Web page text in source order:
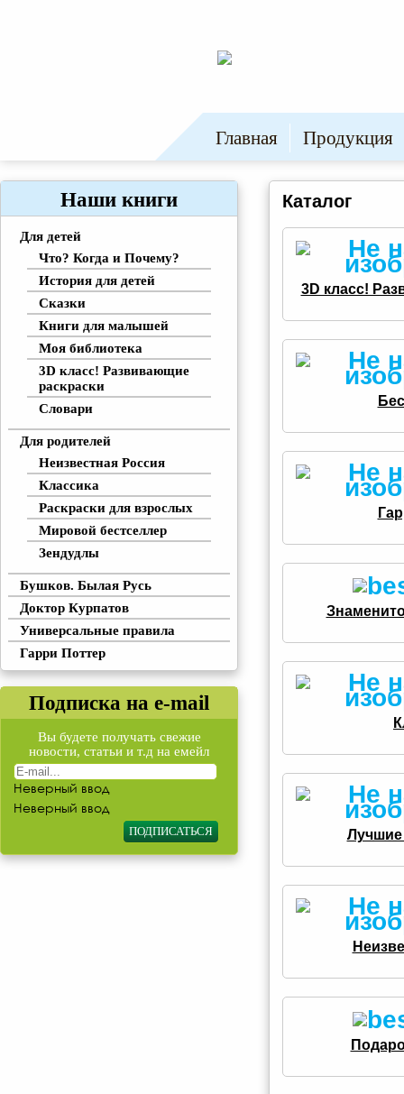
Главная Продукция
Наши книги
Для детей
Что? Когда и Почему?
История для детей
Сказки
Книги для малышей
Моя библиотека
3D класс! Развивающие
раскраски
Словари
Для родителей
Неизвестная Россия
Классика
Раскраски для взрослых
Мировой бестселлер
Зендудлы
Бушков. Былая Русь
Доктор Курпатов
Универсальные правила
Гарри Поттер
Подписка на e-mail
Вы будете получать свежие
новости, статьи и т.д на емейл
Неверный ввод
Неверный ввод
Каталог
3D класс!
Лучшие